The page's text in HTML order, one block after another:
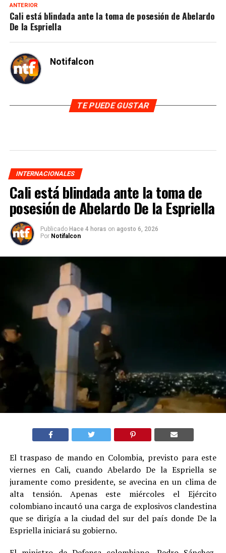
ANTERIOR
Cali está blindada ante la toma de posesión de Abelardo
De la Espriella
Notifalcon
TE PUEDE GUSTAR
INTERNACIONALES
Cali está blindada ante la toma de
posesión de Abelardo De la Espriella
Publicado Hace 4 horas on agosto 6, 2026
Por Notifalcon
El traspaso de mando en Colombia, previsto para este
viernes en Cali, cuando Abelardo De la Espriella se
juramente como presidente, se avecina en un clima de
alta tensión. Apenas este miércoles el Ejército
colombiano incautó una carga de explosivos clandestina
que se dirigía a la ciudad del sur del país donde De la
Espriella iniciará su gobierno.